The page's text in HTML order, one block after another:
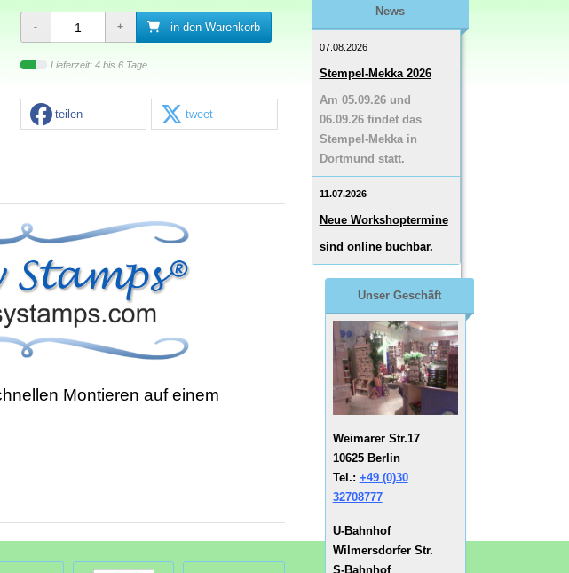
in den Warenkorb
Lieferzeit: 4 bis 6 Tage
teilen tweet
Montieren auf einem
News
07.08.2026
Stempel-Mekka 2026
Am 05.09.26 und
06.09.26 findet das
Stempel-Mekka in
Dortmund statt.
11.07.2026
Neue Workshoptermine
sind online buchbar.
Unser Geschäft
Weimarer Str.17
10625 Berlin
Tel.: +49 (0)30
32708777
U-Bahnhof
Wilmersdorfer Str.
S-Bahnhof